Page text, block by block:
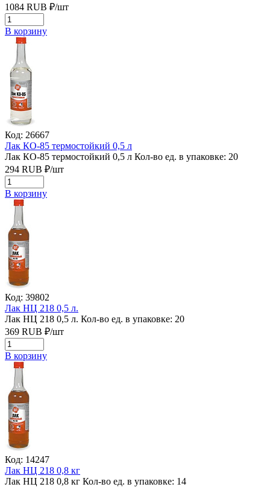
1084 RUB ₽/шт
В корзину
Код: 26667
Лак КО-85 термостойкий 0,5 л
Лак КО-85 термостойкий 0,5 л Кол-во ед. в упаковке: 20
294 RUB ₽/шт
В корзину
Код: 39802
Лак НЦ 218 0,5 л.
Лак НЦ 218 0,5 л. Кол-во ед. в упаковке: 20
369 RUB ₽/шт
В корзину
Код: 14247
Лак НЦ 218 0,8 кг
Лак НЦ 218 0,8 кг Кол-во ед. в упаковке: 14